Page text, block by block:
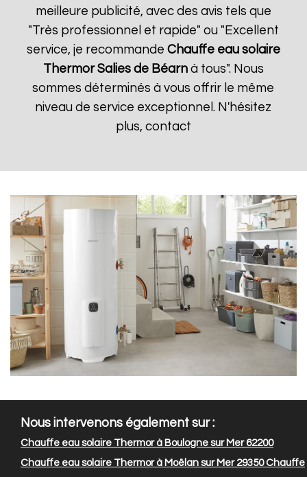
meilleure publicité, avec des avis tels que
"Très professionnel et rapide" ou "Excellent
service, je recommande Chauffe eau solaire
Thermor Salies de Béarnà tous". Nous
sommes déterminés à vous offrir le même
niveau de service exceptionnel. N'hésitez
plus, contact
Nous intervenons également sur :
Chauffe eau solaire Thermor à Boulogne sur Mer 62200
Chauffe eau solaire Thermor à Moëlan sur Mer 29350Chauffe